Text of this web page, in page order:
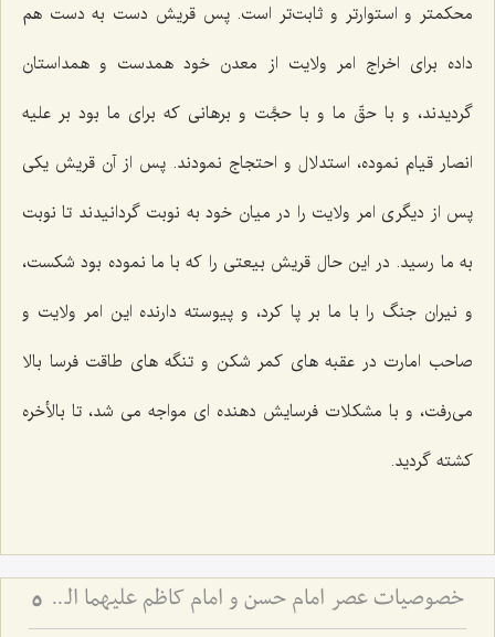
محکمتر و استوارتر و ثابت‌تر است. پس قریش دست به دست هم
داده براى اخراج امر ولایت از معدن خود همدست و همداستان
گردیدند، و با حقّ ما و با حجَّت و برهانى که براى ما بود بر علیه
انصار قیام نموده، استدلال و احتجاج نمودند. پس از آن قریش یکى
پس از دیگرى امر ولایت را در میان خود به نوبت گردانیدند تا نوبت
به ما رسید. در این حال قریش بیعتى را که با ما نموده بود شکست،
و نیران جنگ را با ما بر پا کرد، و پیوسته دارنده این امر ولایت و
صاحب امارت در عقبه ‌هاى کمر شکن و تنگه ‌هاى طاقت فرسا بالا
مى‌رفت، و با مشکلات فرسایش دهنده‌ اى مواجه مى ‌شد، تا بالأخره
کشته گردید.
خصوصیات عصر امام حسن و امام کاظم علیهما السلام از منظر علامه طهرانی 5